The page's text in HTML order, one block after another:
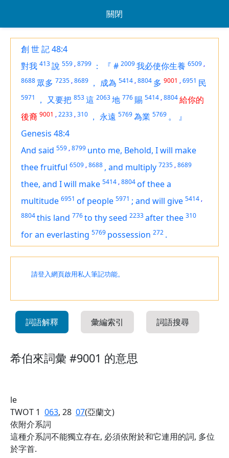
關閉
創 世 記 48:4
對我 413說 559 ,8799 ： 『 # 2009我必使你生養 6509 ,
8688 眾多 7235 ,8689 ， 成為 5414 ,8804 多 9001 ,6951 民
5971 ， 又要把 853這 2063地 776 賜 5414 ,8804給你的
後裔 9001 ,2233 ,310 ， 永遠 5769為業 5769 。
』
Genesis 48:4
And said 559 ,8799 unto me, Behold, I will make
thee fruitful 6509 ,8688 , and multiply 7235 ,8689
thee, and I will make 5414 ,8804of thee a
multitude 6951 of people 5971 ; and will give 5414 ,
8804this land 776to thy seed 2233after thee 310
foran everlasting 5769 possession 272 .
請登入網頁啟用私人筆記功能。
詞語解釋 彙編索引 詞語搜尋
希伯來詞彙 #9001 的意思
le
TWOT 1 063, 28 07(亞蘭文)
依附介系詞
這種介系詞不能獨立存在, 必須依附於和它連用的詞, 多位
於字首.